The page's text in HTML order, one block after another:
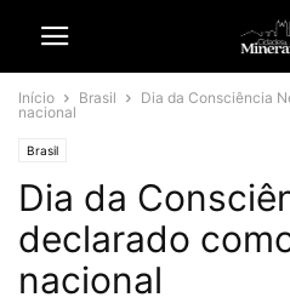
Início Brasil
Dia da Consciência
nacional
Brasil
Dia da
declarado
nacional